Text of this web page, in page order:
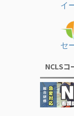
イ
セ
NCLSコ